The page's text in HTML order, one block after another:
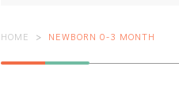
HOME NEWBORN 0-3 MONTH